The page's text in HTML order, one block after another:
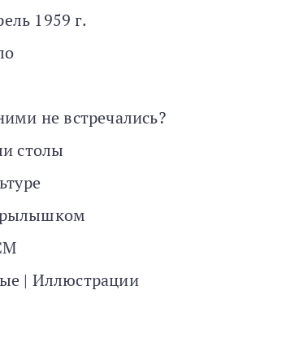
1959 г.
не встречались?
столы
| Иллюстрации